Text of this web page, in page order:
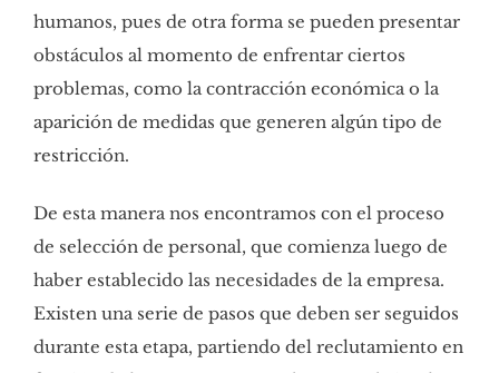
humanos, pues de otra forma se pueden presentar
obstáculos al momento de enfrentar ciertos
problemas, como la contracción económica o la
aparición de medidas que generen algún tipo de
restricción.
De esta manera nos encontramos con el proceso
de selección de personal, que comienza luego de
haber establecido las necesidades de la empresa.
Existen una serie de pasos que deben ser seguidos
durante esta etapa, partiendo del reclutamiento en